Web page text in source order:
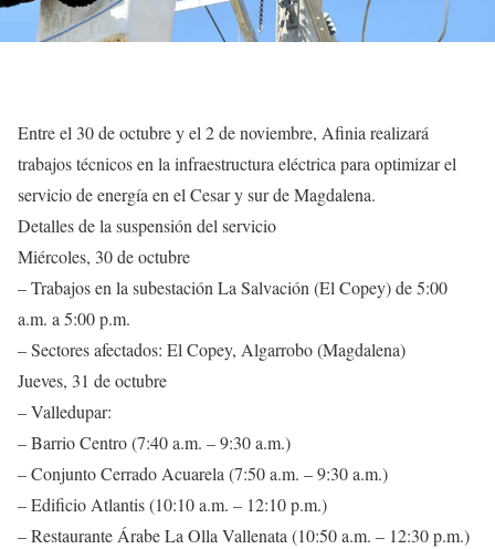
Entre el 30 de octubre y el 2 de noviembre, Afinia realizará
trabajos técnicos en la infraestructura eléctrica para optimizar el
servicio de energía en el Cesar y sur de Magdalena.
Detalles de la suspensión del servicio
Miércoles, 30 de octubre
– Trabajos en la subestación La Salvación (El Copey) de 5:00
a.m. a 5:00 p.m.
– Sectores afectados: El Copey, Algarrobo (Magdalena)
Jueves, 31 de octubre
– Valledupar:
– Barrio Centro (7:40 a.m. – 9:30 a.m.)
– Conjunto Cerrado Acuarela (7:50 a.m. – 9:30 a.m.)
– Edificio Atlantis (10:10 a.m. – 12:10 p.m.)
– Restaurante Árabe La Olla Vallenata (10:50 a.m. – 12:30 p.m.)